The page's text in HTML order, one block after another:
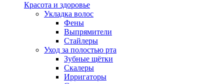
Красота и здоровье
Укладка волос
Фены
Выпрямители
Стайлеры
Уход за полостью рта
Зубные щётки
Скалеры
Ирригаторы